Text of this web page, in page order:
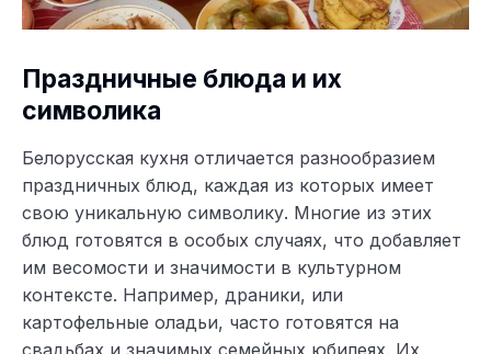
Праздничные блюда и их
символика
Белорусская кухня отличается разнообразием
праздничных блюд, каждая из которых имеет
свою уникальную символику. Многие из этих
блюд готовятся в особых случаях, что добавляет
им весомости и значимости в культурном
контексте. Например, драники, или
картофельные оладьи, часто готовятся на